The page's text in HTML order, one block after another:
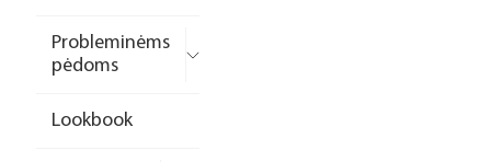
Probleminėms
pėdoms
Lookbook